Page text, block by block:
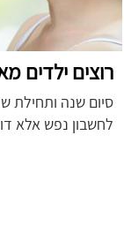
רוצים ילדים
סיום שנה ותחילת
לחשבון נפש אלא